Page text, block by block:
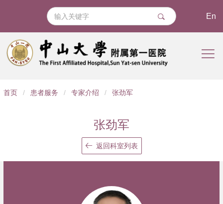
En
导
首页 / 患者服务 / 专家介绍 / 张劲军
张劲军
返回科室列表